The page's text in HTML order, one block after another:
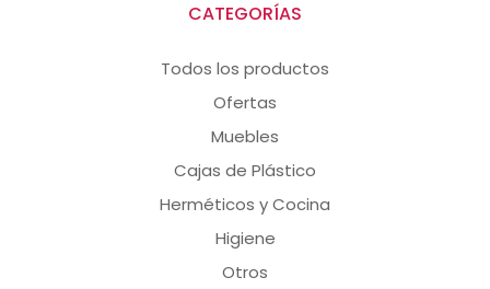
CATEGORÍAS
Todos los productos
Ofertas
Muebles
Cajas de Plástico
Herméticos y Cocina
Higiene
Otros